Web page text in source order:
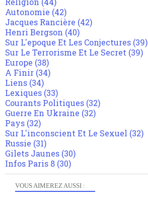
VOUS AIMEREZ AUSSI :
Autonomie (42)
Jacques Rancière (42)
Henri Bergson (40)
Sur L'epoque Et Les Conjectures (39)
Sur Le Terrorisme Et Le Secret (39)
Europe (38)
A Finir (34)
Liens (34)
Lexiques (33)
Courants Politiques (32)
Guerre En Ukraine (32)
Pays (32)
Sur L'inconscient Et Le Sexuel (32)
Russie (31)
Gilets Jaunes (30)
Infos Paris 8 (30)